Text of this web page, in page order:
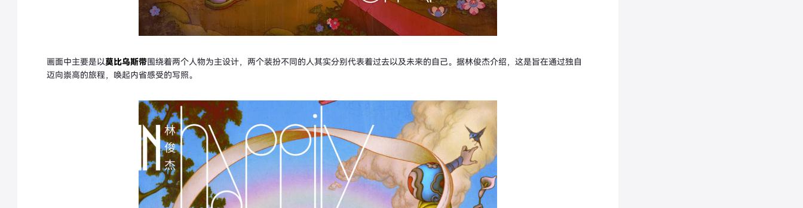
画面中主要是以莫比乌斯带围绕着两个人物为主设计，两个装扮不同的人其实分别代表着过去以及未来的自己。据林俊杰介绍，这是旨在通过独自
迈向崇高的旅程，唤起内省感受的写照。